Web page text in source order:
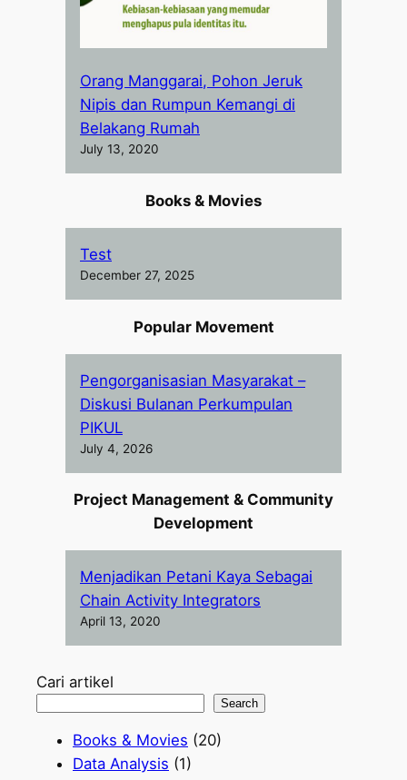
Orang Manggarai, Pohon Jeruk
Nipis dan Rumpun Kemangi di
Belakang Rumah
July 13, 2020
Books & Movies
Test
December 27, 2025
Popular Movement
Pengorganisasian Masyarakat –
Diskusi Bulanan Perkumpulan
PIKUL
July 4, 2026
Project Management & Community
Development
Menjadikan Petani Kaya Sebagai
Chain Activity Integrators
April 13, 2020
Cari artikel
Search
Books & Movies (20)
Data Analysis (1)